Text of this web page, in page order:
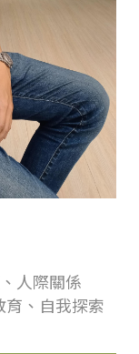
人際關係
、自我探索